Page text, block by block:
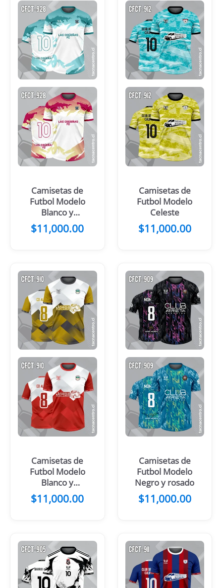
Camisetas de
Futbol Modelo
Blanco y
celeste
$11,000.00
Camisetas de
Futbol Modelo
Celeste
$11,000.00
Camisetas de
Futbol Modelo
Blanco y
dorado
$11,000.00
Camisetas de
Futbol Modelo
Negro y rosado
$11,000.00